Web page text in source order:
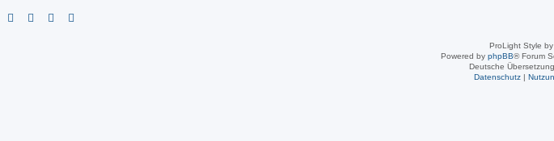
ProLight Style by
Powered by phpBB® Forum
Deutsche
Datenschutz|